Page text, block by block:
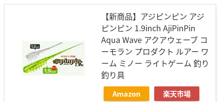
【新商品】アジピンピン アジ
ピンピン 1.9inch AjiPinPin
Aqua Wave アクアウェーブ コ
ーモラン プロダクト ルアー ワ
ーム ミノー ライトゲーム 釣り
釣り具
Amazon 楽天市場